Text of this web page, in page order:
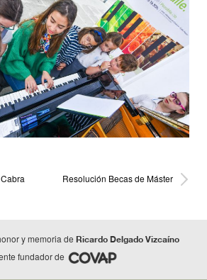
Resolución Becas de Máster
y memoria deRicardo Delgado Vizcaíno
fundador de